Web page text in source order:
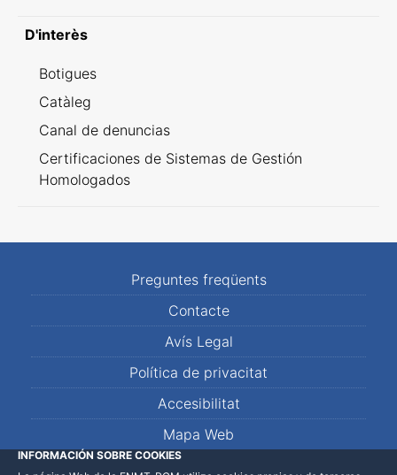
D'interès
Botigues
Catàleg
Canal de denuncias
Certificaciones de Sistemas de Gestión
Homologados
Preguntes freqüents
Contacte
Avís Legal
Política de privacitat
Accesibilitat
Mapa Web
INFORMACIÓN SOBRE COOKIES